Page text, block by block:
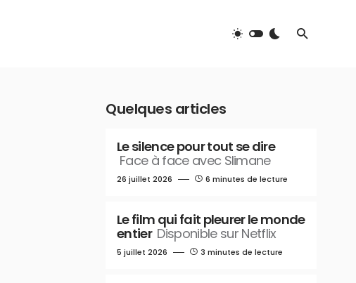
Quelques articles
Le silence pour tout se dire
Face à face avec Slimane
26 juillet 2026 6 minutes de lecture
Le film qui fait pleurer le monde
entier Disponible sur Netflix
5 juillet 2026 3 minutes de lecture